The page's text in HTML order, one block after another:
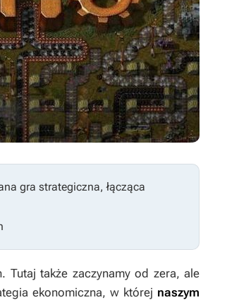
gra strategiczna, łącząca
Tutaj także zaczynamy od zera, ale
ekonomiczna, w której naszym